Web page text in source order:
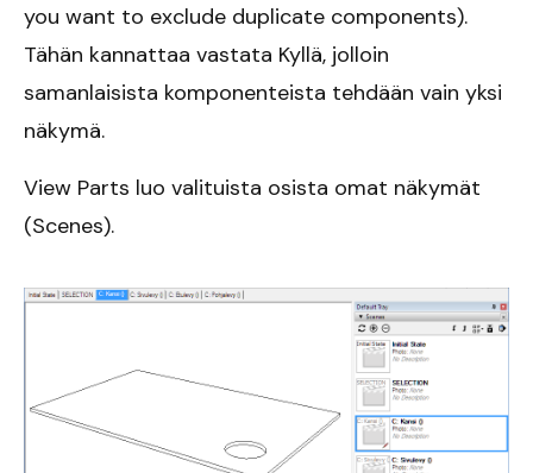
you want to exclude duplicate components).
Tähän kannattaa vastata Kyllä, jolloin
samanlaisista komponenteista tehdään vain yksi
näkymä.
View Parts luo valituista osista omat näkymät
(Scenes).